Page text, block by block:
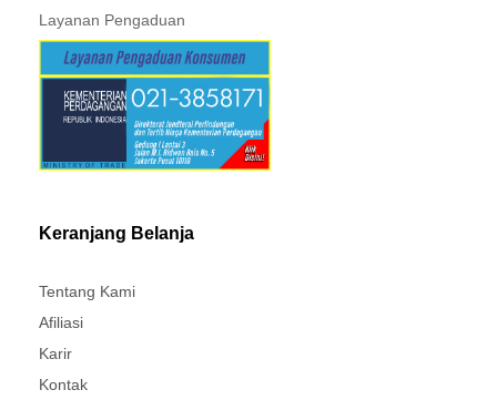
Layanan Pengaduan
Keranjang Belanja
Tentang Kami
Afiliasi
Karir
Kontak